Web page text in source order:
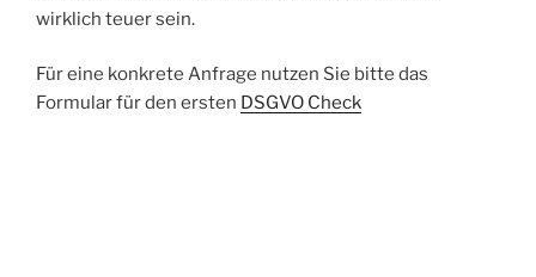
wirklich teuer sein.
Für eine konkrete Anfrage nutzen Sie bitte das
Formular für den ersten DSGVO Check